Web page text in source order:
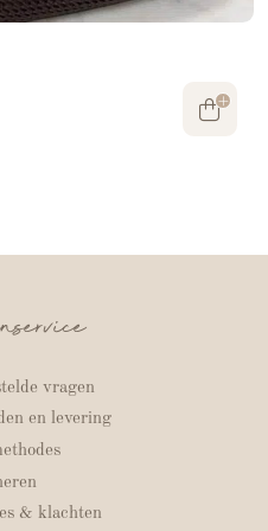
vragen
en levering
& klachten